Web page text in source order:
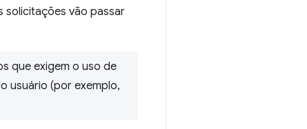
solicitações vão passar
que exigem o uso de
usuário (por exemplo,